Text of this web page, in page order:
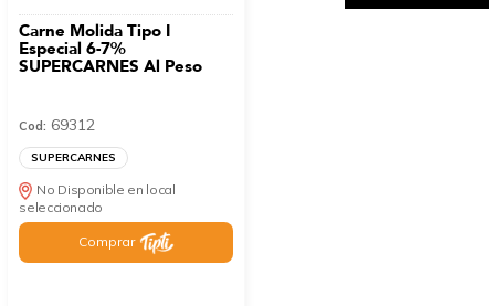
Carne Molida Tipo I
Especial 6-7%
SUPERCARNES Al Peso
Cod: 69312
SUPERCARNES
No Disponible en local
seleccionado
Comprar